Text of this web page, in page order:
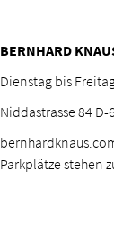
BERNHARD
Dienstag bis
Niddastrasse 84
Parkplätze stehen